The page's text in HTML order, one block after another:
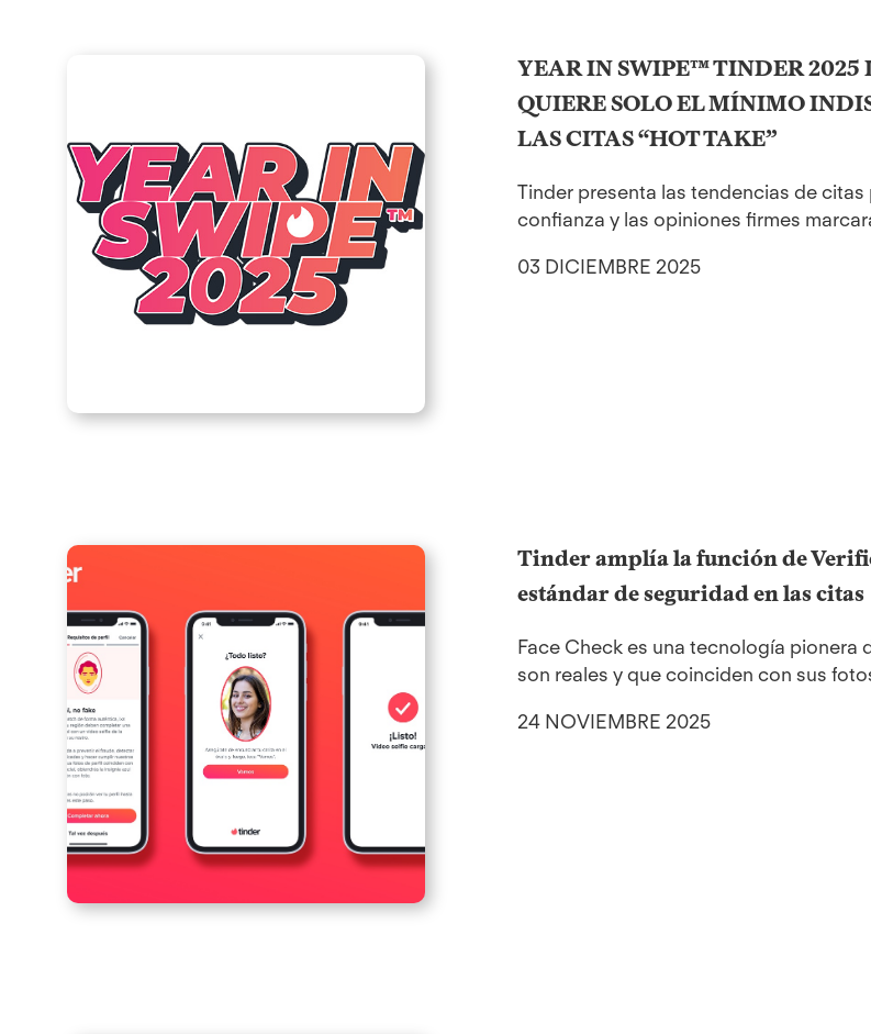
YEAR IN SWIPE™ TINDER 2025
QUIERE SOLO EL MÍNIMO
LAS CITAS “HOT TAKE”
Tinder presenta las tendencias de
confianza y las opiniones firmes
03 DICIEMBRE 2025
Tinder amplía la función de
estándar de seguridad en las citas
Face Check es una tecnología pionera
son reales y que coinciden con sus
24 NOVIEMBRE 2025